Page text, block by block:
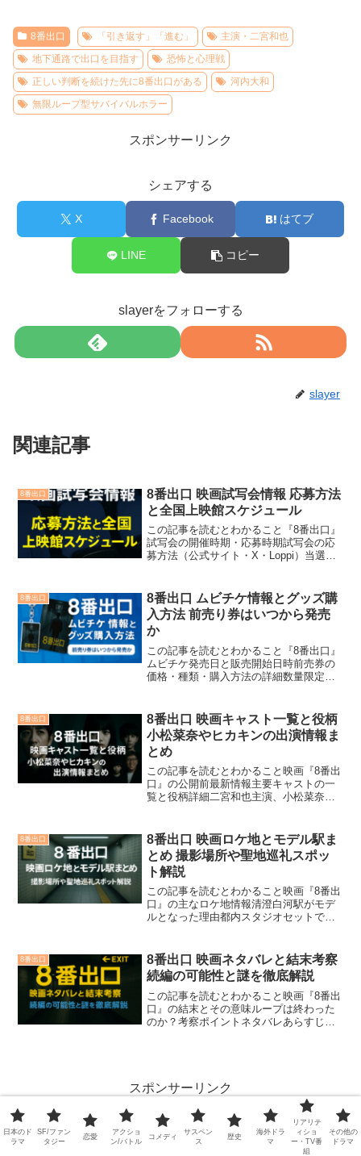
8番出口 「引き返す」「進む」
主演・二宮和也
地下通路で出口を目指す
恐怖と心理戦
正しい判断を続けた先に8番出口がある
河内大和
無限ループ型サバイバルホラー
スポンサーリンク
シェアする
X Facebook はてブ
LINE コピー
slayerをフォローする
slayer
関連記事
8番出口
8番出口 映画試写会情報 応募方法
と全国上映館スケジュール
この記事を読むとわかること『8番出口』
試写会の開催時期・応募時期試写会の応
募方法（公式サイト・X・Loppi）当選倍
映館と地方館の確認方法ムビチケ特典・
グッズ付上映プラ...
8番出口
8番出口 ムビチケ情報とグッズ購
入方法 前売り券はいつから発売
か
この記事を読むとわかること『8番出口』
ムビチケ発売日と販売開始日時前売券の
価格・種類・購入方法の詳細数量限定カ
ッズ付セットの詳細購入前に確認すべき
注意点・完売リス...
8番出口
8番出口 映画キャスト一覧と役柄
小松菜奈やヒカキンの出演情報ま
とめ
この記事を読むとわかること映画『8番出
口』の公開前最新情報主要キャストの一
覧と役柄詳細二宮和也主演、小松菜奈の
い理由予告映像・ビジュアルでの見どこ
ろ原作ゲームとの関連性...
8番出口
8番出口 映画ロケ地とモデル駅ま
とめ 撮影場所や聖地巡礼スポッ
ト解説
この記事を読むとわかること映画『8番出
口』の主なロケ地情報清澄白河駅がモデ
ルとなった理由都内スタジオセットでの
定イベント情報の重要性巡礼時の注意点
とマナー映画の世界観を...
8番出口
8番出口 映画ネタバレと結末考察
続編の可能性と謎を徹底解説
この記事を読むとわかること映画『8番出
口』の結末とその意味ループは終わった
のか？考察ポイントネタバレあらすじで
スポンサーリンク
日本のド
ラマ
SF/ファン
タジー
恋愛
アクショ
ン/バトル
コメディ
サスペン
ス
歴史
海外ドラ
マ
リアリテ
ィショ
ー・TV番
組
その他の
ドラマ